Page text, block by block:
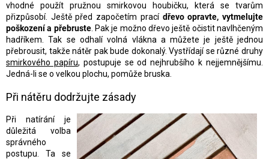
vhodné použít pružnou smirkovou houbičku, která se tvarům
přizpůsobí. Ještě před započetím pracídřevo opravte, vytmelujte
poškození a přebruste. Pak je možno dřevo ještě očistit navlhčeným
hadříkem. Tak se odhalí volná vlákna a můžete je ještě jednou
přebrousit, takže nátěr pak bude dokonalý. Vystřídají se různé druhy
smirkového papíru, postupuje se od nejhrubšího k nejjemnějšímu.
Jedná-li se o velkou plochu, pomůže bruska.
Při nátěru dodržujte zásady
Při natírání je
důležitá volba
správného
postupu. Ta se